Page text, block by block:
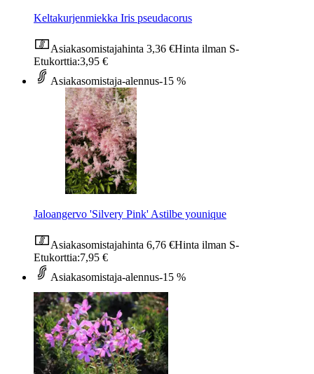
Keltakurjenmiekka Iris pseudacorus
Asiakasomistajahinta 3,36 €Hinta ilman S-
Etukorttia:3,95 €
Asiakasomistaja-alennus-15 %
Jaloangervo 'Silvery Pink' Astilbe younique
Asiakasomistajahinta 6,76 €Hinta ilman S-
Etukorttia:7,95 €
Asiakasomistaja-alennus-15 %